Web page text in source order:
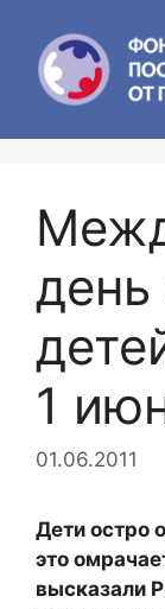
content
1
01.06.2011
Дети остро
это
высказали